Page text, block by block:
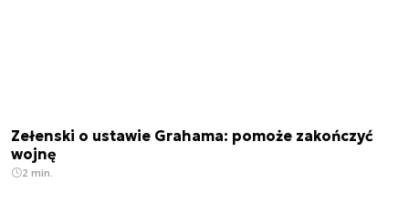
Zełenski o ustawie Grahama: pomoże zakończyć
wojnę
2 min.